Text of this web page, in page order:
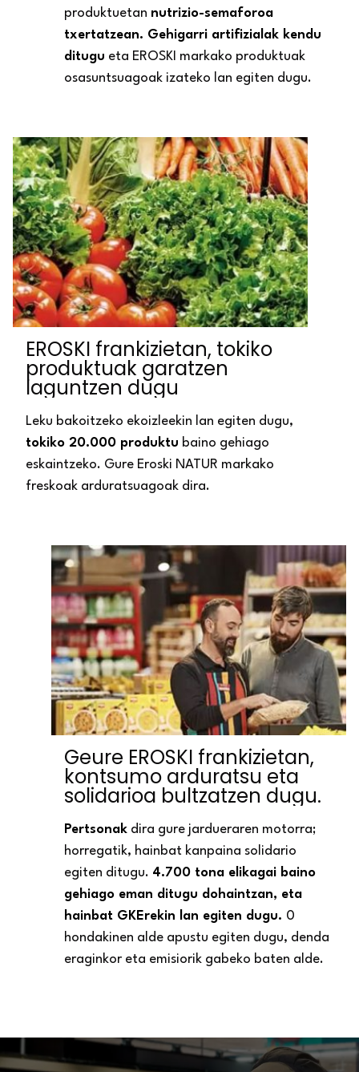
produktuetan nutrizio-semaforoa
txertatzean. Gehigarri artifizialak kendu
ditugu eta EROSKI markako produktuak
osasuntsuagoak izateko lan egiten dugu.
EROSKI frankizietan, tokiko
produktuak garatzen
laguntzen dugu
Leku bakoitzeko ekoizleekin lan egiten dugu,
tokiko 20.000 produktu baino gehiago
eskaintzeko. Gure Eroski NATUR markako
freskoak arduratsuagoak dira.
Geure EROSKI frankizietan,
kontsumo arduratsu eta
solidarioa bultzatzen dugu.
Pertsonak dira gure jardueraren motorra;
horregatik, hainbat kanpaina solidario
egiten ditugu. 4.700 tona elikagai baino
gehiago eman ditugu dohaintzan, eta
hainbat GKErekin lan egiten dugu. 0
hondakinen alde apustu egiten dugu, denda
eraginkor eta emisiorik gabeko baten alde.